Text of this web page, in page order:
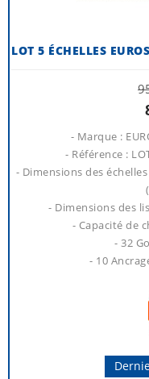
- Marque :
- Référence :
- Dimensions des
- Dimensions des
- Capacité de
- 32
- 10